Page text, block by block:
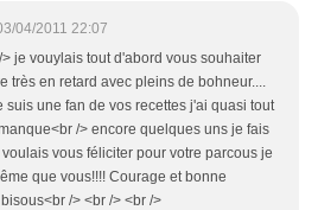
04/2011 22:07
je vouylais tout d'abord vous souhaiter
très en retard avec pleins de bohneur....
suis une fan de vos recettes j'ai quasi tout
/> encore quelques uns je fais
voulais vous féliciter pour votre parcous je
que vous!!!! Courage et bonne
/> <br /> <br />